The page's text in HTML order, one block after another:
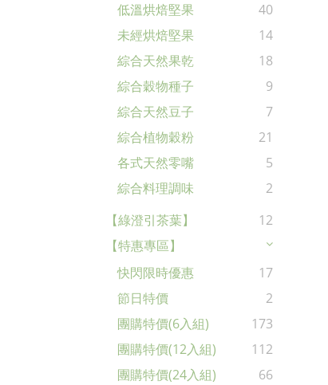
低溫烘焙堅果
40
未經烘焙堅果
14
綜合天然果乾
18
綜合穀物種子
9
綜合天然豆子
7
綜合植物穀粉
21
各式天然零嘴
5
綜合料理調味
2
【綠澄引茶葉】
12
【特惠專區】
快閃限時優惠
17
節日特價
2
團購特價(6入組)
173
團購特價(12入組)
112
團購特價(24入組)
66